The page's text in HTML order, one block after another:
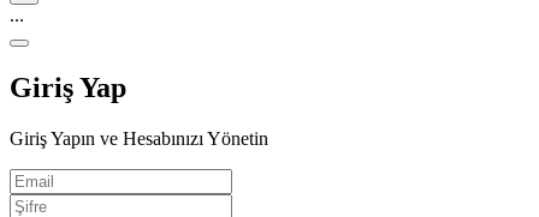
...
Giriş Yap
Giriş Yapın ve Hesabınızı Yönetin